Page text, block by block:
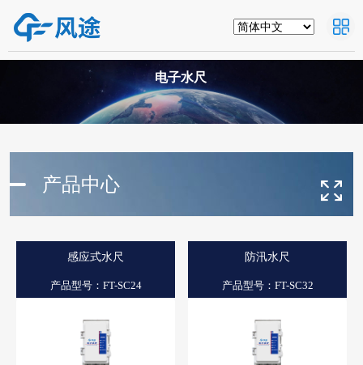
电子水尺
产品中心
感应式水尺
产品型号：FT-SC24
防汛水尺
产品型号：FT-SC32